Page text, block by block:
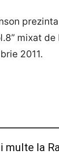
mixat de
2011.
multe la